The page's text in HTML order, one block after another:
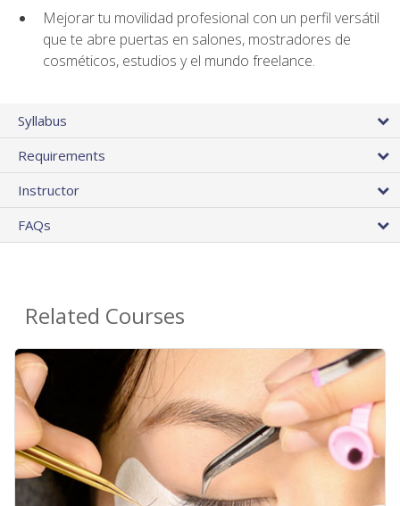
Mejorar tu movilidad profesional con un perfil versátil
que te abre puertas en salones, mostradores de
cosméticos, estudios y el mundo freelance.
Syllabus
Requirements
Instructor
FAQs
Related Courses